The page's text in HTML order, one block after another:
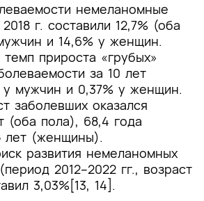
немеланомные
г. составили 12,7% (оба
и 14,6% у женщин.
прироста «грубых»
за 10 лет
у мужчин и 0,37% у женщин.
заболевших оказался
(оба пола), 68,4 года
лет (женщины).
развития немеланомных
2012–2022 гг., возраст
3,03%[13, 14].